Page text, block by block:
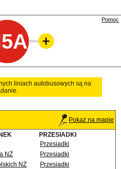
Pomoc
liniach autobusowych są na
Pokaż na mapie
PRZESIADKI
Przesiadki
NŻ
Przesiadki
NŻ
Przesiadki